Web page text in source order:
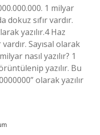
1 milyar
dokuz sıfır vardır.
yazılır.4 Haz
Sayısal olarak
nasıl yazılır? 1
yazılır. Bu
olarak yazılır